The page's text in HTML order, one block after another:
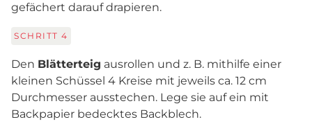
gefächert darauf drapieren.
SCHRITT 4
Den Blätterteig ausrollen und z. B. mithilfe einer
kleinen Schüssel 4 Kreise mit jeweils ca. 12 cm
Durchmesser ausstechen. Lege sie auf ein mit
Backpapier bedecktes Backblech.